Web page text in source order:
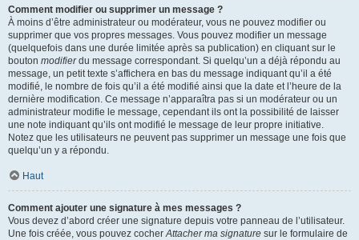
Comment modifier ou supprimer un message ?
À moins d’être administrateur ou modérateur, vous ne pouvez modifier ou
supprimer que vos propres messages. Vous pouvez modifier un message
(quelquefois dans une durée limitée après sa publication) en cliquant sur le
bouton modifierdu message correspondant. Si quelqu’un a déjà répondu au
message, un petit texte s’affichera en bas du message indiquant qu’il a été
modifié, le nombre de fois qu’il a été modifié ainsi que la date et l’heure de la
dernière modification. Ce message n’apparaîtra pas si un modérateur ou un
administrateur modifie le message, cependant ils ont la possibilité de laisser
une note indiquant qu’ils ont modifié le message de leur propre initiative.
Notez que les utilisateurs ne peuvent pas supprimer un message une fois que
quelqu’un y a répondu.
Haut
Comment ajouter une signature à mes messages ?
Vous devez d’abord créer une signature depuis votre panneau de l’utilisateur.
Une fois créée, vous pouvez cocherAttacher ma signature sur le formulaire de